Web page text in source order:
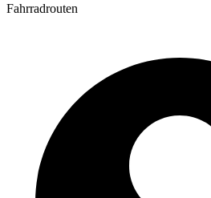
Fahrradrouten